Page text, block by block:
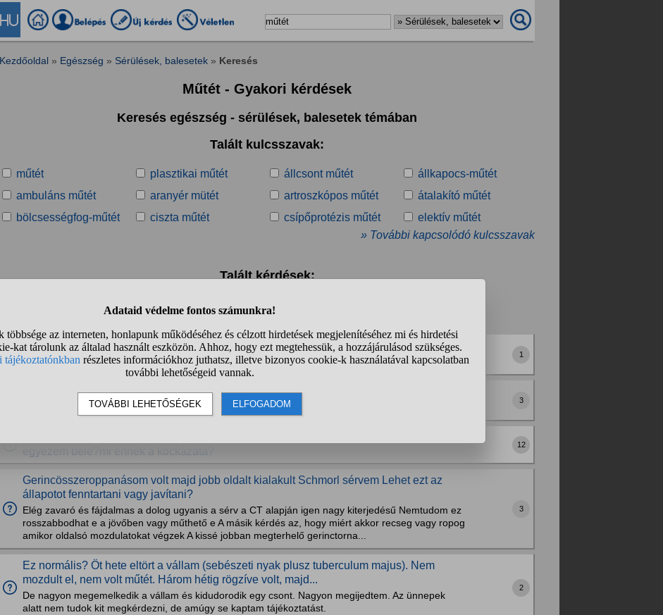
Kezdőoldal » Egészség » Sérülések, balesetek » Keresés
Műtét - Gyakori kérdések
Keresés egészség - sérülések, balesetek témában
Talált kulcsszavak:
műtét plasztikai műtét állcsont műtét
állkapocs-műtét
ambuláns műtét
aranyér mütét artroszkópos műtét
átalakító műtét
bölcsességfog-műtét
ciszta műtét csípőprotézis műtét
elektív műtét
» További kapcsolódó kulcsszavak
Talált kérdések:
1 2 3 4 5 6 7
Inhüvely gyulladás esetén a műtét után teljes javulás várható?
Egyéb módja nincs a felépülésnek? (Lézer, stb.?)
1
Kificamodott térdet műtét nélkül 100%-osra vissza lehet valahogy állítani?
Valami mozgással vagy tornával megerősíteni?
3
egyezem bele?mi ennek a kockázata?
12
Gerincösszeroppanásom volt majd jobb oldalt kialakult Schmorl sérvem Lehet ezt az
állapotot fenntartani vagy javítani?
Elég zavaró és fájdalmas a dolog ugyanis a sérv a CT alapján igen nagy kiterjedésű Nemtudom ez
rosszabbodhat e a jövőben vagy műthető e A másik kérdés az, hogy miért akkor recseg vagy ropog
amikor oldalsó mozdulatokat végzek A kissé jobban megterhelő gerinctorna...
3
Ez normális? Öt hete eltört a vállam (sebészeti nyak plusz tuberculum majus). Nem
mozdult el, nem volt műtét. Három hétig rögzíve volt, majd...
De nagyon megemelkedik a vállam és kidudorodik egy csont. Nagyon megijedtem. Az ünnepek
alatt nem tudok kit megkérdezni, de amúgy se kaptam tájékoztatást.
2